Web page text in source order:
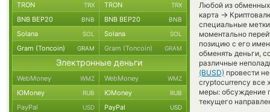
Любой из обменных
карта →
специальные
моментально
позицию с его
обменять деньги,
различные
(BUSD) провести
cryptocurrency все
меры: обсуждение
текущего
TRON TRX TRON TRX
BNB BEP20 BNB BNB BEP20 BNB
Solana SOL Solana SOL
Gram (Toncoin) GRAM Gram (Toncoin) GRAM
Электронные деньги
WebMoney WMZ WebMoney WMZ
ЮMoney RUB ЮMoney RUB
PayPal USD PayPal USD